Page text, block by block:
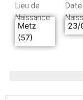
Lieu de
Naissance
Metz
(57)
23/